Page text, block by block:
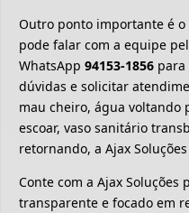
Outro ponto importante é
pode falar com a equipe
WhatsApp 94153-1856
dúvidas e solicitar
mau cheiro, água voltando
escoar, vaso sanitário
retornando, a Ajax
Conte com a Ajax Soluções
transparente e focado em